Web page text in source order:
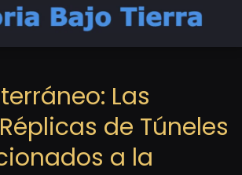
Las
de Túneles
a la